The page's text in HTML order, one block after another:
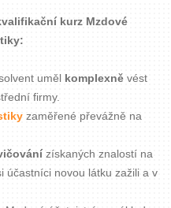
kurz Mzdové
uměl komplexně vést
firmy.
zaměřené převážně na
získaných znalostí na
účastníci novou látku zažili a v